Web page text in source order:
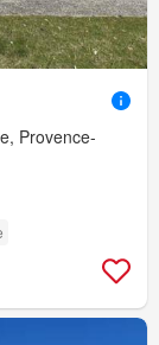
Provence-